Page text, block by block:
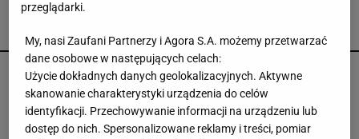
POLECAMY
Cichy wentylator do sypialni - jak wybrać
urządzenie, które nie zakłóci snu?
REKLAMA
przeglądarki.
My, nasi Zaufani Partnerzy i Agora S.A. możemy przetwarzać
dane osobowe w następujących celach:
Użycie dokładnych danych geolokalizacyjnych. Aktywne
skanowanie charakterystyki urządzenia do celów
identyfikacji. Przechowywanie informacji na urządzeniu lub
dostęp do nich. Spersonalizowane reklamy i treści, pomiar